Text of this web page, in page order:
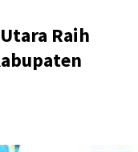
Raih